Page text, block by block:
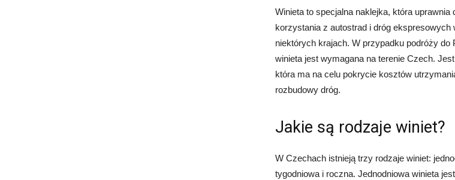
Winieta to specjalna naklejka, która uprawnia
korzystania z autostrad i dróg ekspresowych
niektórych krajach. W przypadku podróży do
winieta jest wymagana na terenie Czech. Jest
która ma na celu pokrycie kosztów
rozbudowy dróg.
Jakie są rodzaje winiet?
W Czechach istnieją trzy rodzaje winiet:
tygodniowa i roczna. Jednodniowa winieta